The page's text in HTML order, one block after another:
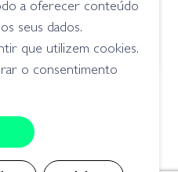
Mellow 5.2" -
Shad
a oferecer conteúdo
seus dados.
que utilizem cookies.
o consentimento